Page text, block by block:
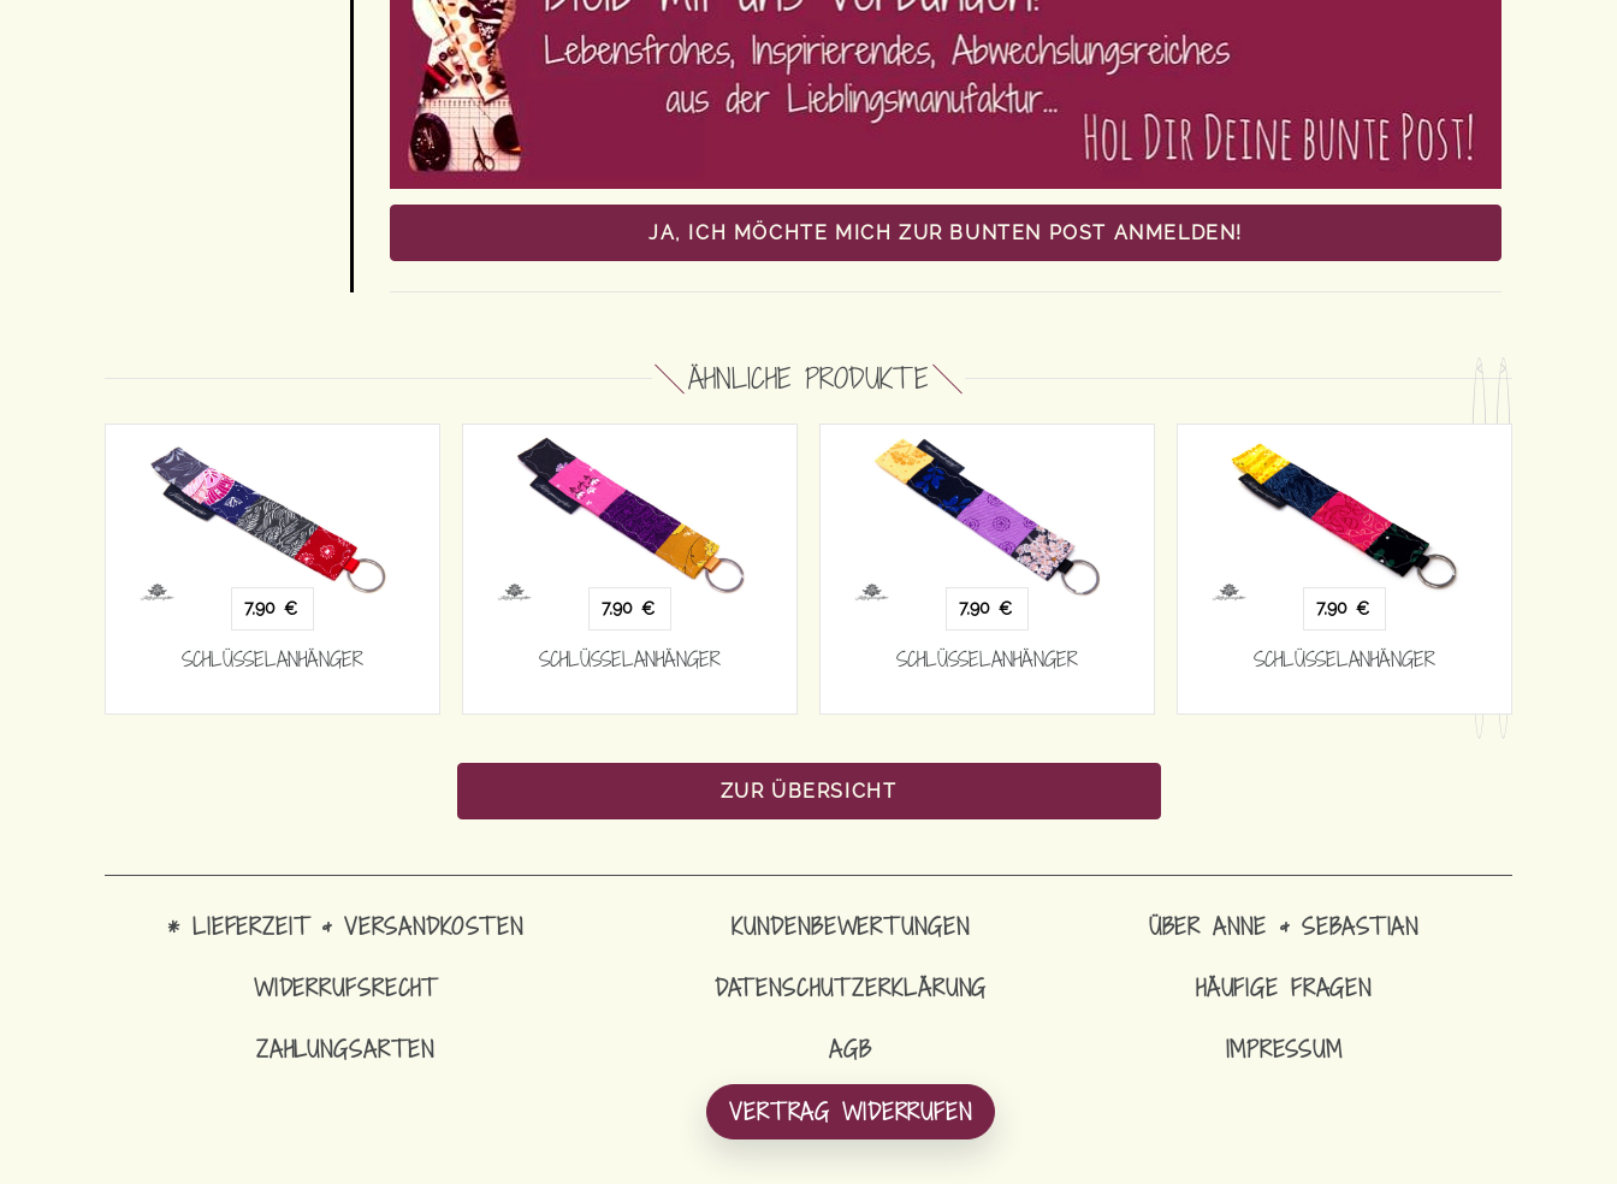
JA, ICH MÖCHTE MICH ZUR BUNTEN POST ANMELDEN!
ÄHNLICHE PRODUKTE
7,90 €
SCHLÜSSELANHÄNGER
7,90 €
SCHLÜSSELANHÄNGER
7,90 €
SCHLÜSSELANHÄNGER
7,90 €
SCHLÜSSELANHÄNGER
ZUR ÜBERSICHT
* LIEFERZEIT & VERSANDKOSTEN
WIDERRUFSRECHT
ZAHLUNGSARTEN
KUNDENBEWERTUNGEN
DATENSCHUTZERKLÄRUNG
AGB
VERTRAG WIDERRUFEN
ÜBER ANNE & SEBASTIAN
HÄUFIGE FRAGEN
IMPRESSUM